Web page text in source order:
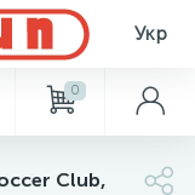
Укр
0
Club,